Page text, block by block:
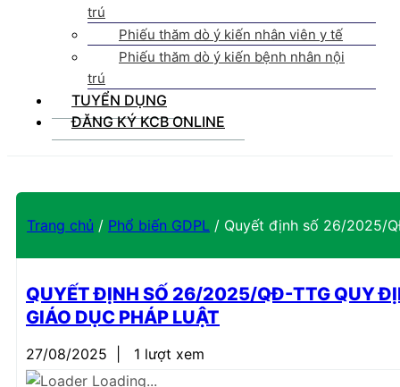
trú
Phiếu thăm dò ý kiến nhân viên y tế
Phiếu thăm dò ý kiến bệnh nhân nội
trú
TUYỂN DỤNG
ĐĂNG KÝ KCB ONLINE
Trang chủ / Phổ biến GDPL / Quyết định số 26/2025/
QUYẾT ĐỊNH SỐ 26/2025/QĐ-TTG QUY
GIÁO DỤC PHÁP LUẬT
27/08/2025
1 lượt xem
Loading...